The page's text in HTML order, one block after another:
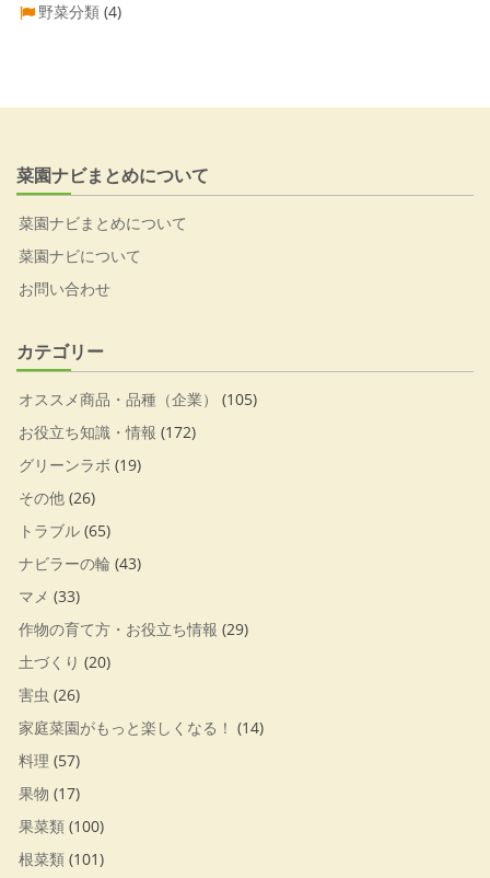
野菜分類 (4)
菜園ナビまとめについて
菜園ナビまとめについて
菜園ナビについて
お問い合わせ
カテゴリー
オススメ商品・品種（企業）
(105)
お役立ち知識・情報 (172)
グリーンラボ (19)
その他 (26)
トラブル (65)
ナビラーの輪 (43)
マメ (33)
作物の育て方・お役立ち情報 (29)
土づくり (20)
害虫 (26)
家庭菜園がもっと楽しくなる！ (14)
料理 (57)
果物 (17)
果菜類 (100)
根菜類 (101)